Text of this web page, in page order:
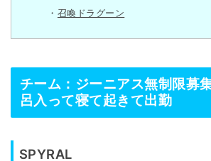
召喚ドラグーン
チーム：ジーニアス無制限募
呂入って寝て起きて出勤
SPYRAL